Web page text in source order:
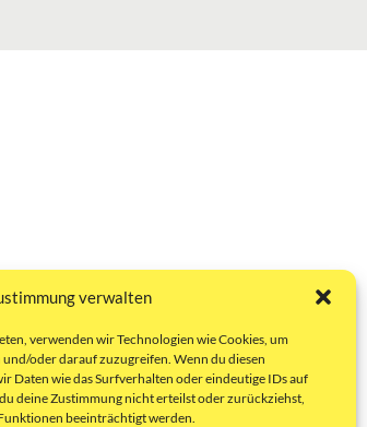
verwalten
verwenden wir Technologien wie Cookies, um
oder darauf zuzugreifen. Wenn du diesen
Daten wie das Surfverhalten oder eindeutige IDs auf
deine Zustimmung nicht erteilst oder zurückziehst,
beeinträchtigt werden.